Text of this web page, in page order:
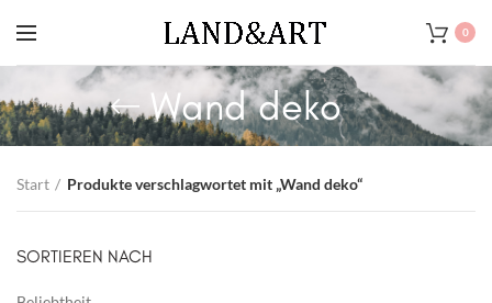
0
Wand deko
Start Produkte verschlagwortet mit „Wand deko“
SORTIEREN NACH